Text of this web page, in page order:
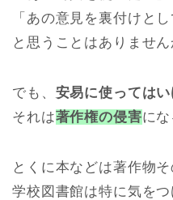
「あの意見を裏付けとし
と思うことはありません
でも、 安易に使ってはい
それは著作権の侵害に
とくに本などは著作物そ
学校図書館は特に気を